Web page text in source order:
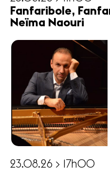
Fanfaribole,
Neïma Naouri
23.08.26 > 17h00